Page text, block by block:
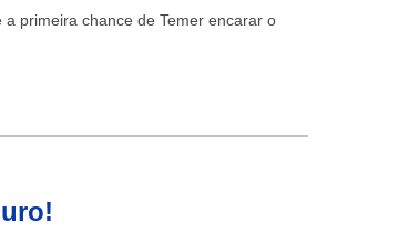
primeira chance de Temer encarar o